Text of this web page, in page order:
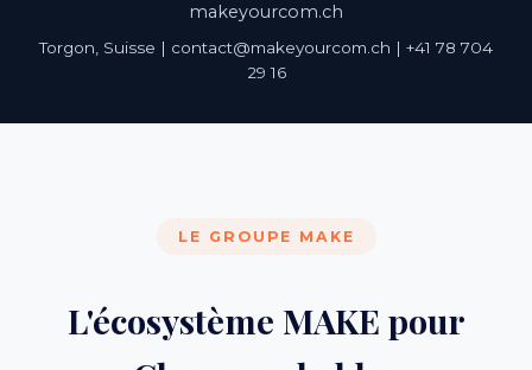
makeyourcom.ch
Torgon, Suisse | contact@makeyourcom.ch | +41 78 704
29 16
LE GROUPE MAKE
L'écosystème MAKE pour